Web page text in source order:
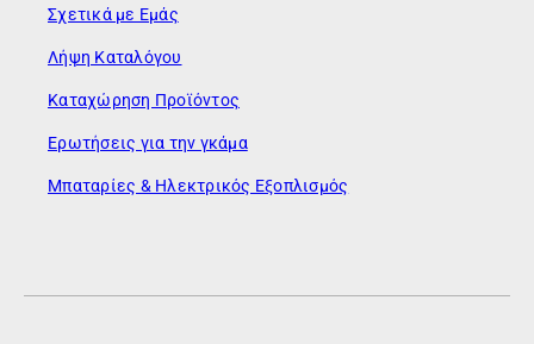
Σχετικά με Εμάς
Λήψη Καταλόγου
Καταχώρηση Προϊόντος
Ερωτήσεις για την γκάμα
Μπαταρίες & Ηλεκτρικός Εξοπλισμός